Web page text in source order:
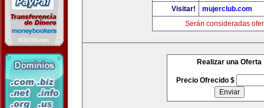
Visitar!
mujerclub.com
Serán consideradas
Realizar una Oferta
Precio Ofrecido $